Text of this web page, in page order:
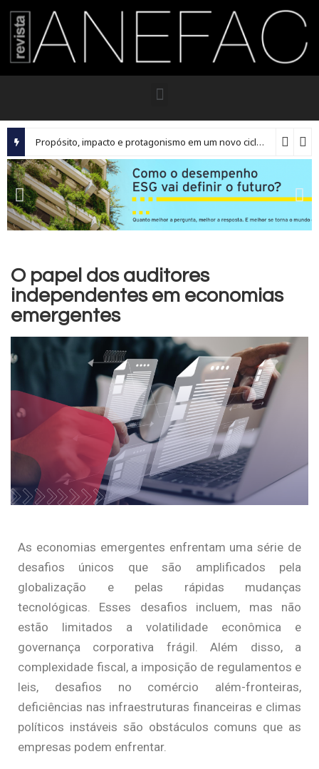
Propósito, impacto e protagonismo em um novo ciclo para os executivos brasileiros
O papel dos auditores
independentes em economias
emergentes
As economias emergentes enfrentam uma série de
desafios únicos que são amplificados pela
globalização e pelas rápidas mudanças
tecnológicas. Esses desafios incluem, mas não
estão limitados a volatilidade econômica e
governança corporativa frágil. Além disso, a
complexidade fiscal, a imposição de regulamentos e
leis, desafios no comércio além-fronteiras,
deficiências nas infraestruturas financeiras e climas
políticos instáveis são obstáculos comuns que as
empresas podem enfrentar.